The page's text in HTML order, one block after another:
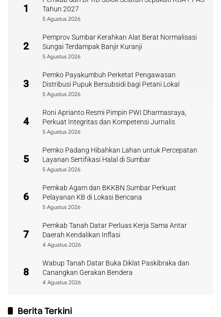
1
Tahun 2027
5 Agustus 2026
2
Pemprov Sumbar Kerahkan Alat Berat Normalisasi
Sungai Terdampak Banjir Kuranji
5 Agustus 2026
3
Pemko Payakumbuh Perketat Pengawasan
Distribusi Pupuk Bersubsidi bagi Petani Lokal
5 Agustus 2026
4
Roni Aprianto Resmi Pimpin PWI Dharmasraya,
Perkuat Integritas dan Kompetensi Jurnalis
5 Agustus 2026
5
Pemko Padang Hibahkan Lahan untuk Percepatan
Layanan Sertifikasi Halal di Sumbar
5 Agustus 2026
6
Pemkab Agam dan BKKBN Sumbar Perkuat
Pelayanan KB di Lokasi Bencana
5 Agustus 2026
7
Pemkab Tanah Datar Perluas Kerja Sama Antar
Daerah Kendalikan Inflasi
4 Agustus 2026
8
Wabup Tanah Datar Buka Diklat Paskibraka dan
Canangkan Gerakan Bendera
4 Agustus 2026
Berita Terkini